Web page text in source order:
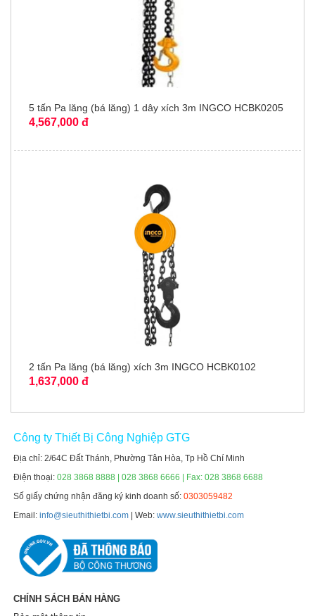
5 tấn Pa lăng (bá lăng) 1 dây xích 3m INGCO HCBK0205
4,567,000 đ
2 tấn Pa lăng (bá lăng) xích 3m INGCO HCBK0102
1,637,000 đ
Công ty Thiết Bị Công Nghiệp GTG
Địa chỉ: 2/64C Đất Thánh, Phường Tân Hòa, Tp Hồ Chí Minh
Điện thoại:028 3868 8888 | 028 3868 6666 | Fax: 028 3868 6688
Số giấy chứng nhận đăng ký kinh doanh số:0303059482
Email:info@sieuthithietbi.com | Web:www.sieuthithietbi.com
CHÍNH SÁCH BÁN HÀNG